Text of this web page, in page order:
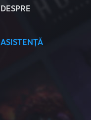
DESPRE
ASISTENȚĂ